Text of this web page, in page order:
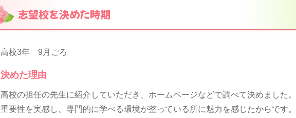
志望校を決めた時期
高校3年 9月ごろ
決めた理由
高校の担任の先生に紹介していただき、ホームページなどで調べて決めました
重要性を実感し、専門的に学べる環境が整っている所に魅力を感じたからです。